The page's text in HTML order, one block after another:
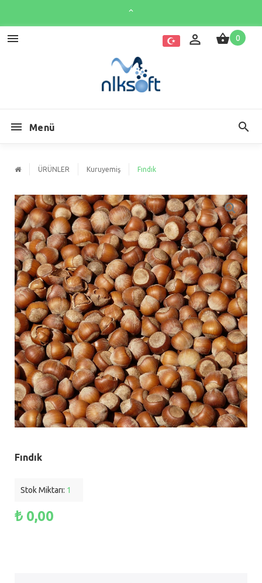
0
Menü
ÜRÜNLER Kuruyemiş Fındık
Fındık
Stok Miktarı: 1
₺ 0,00